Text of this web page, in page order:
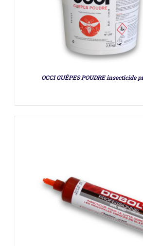
OCCI GUÊPES POUDRE insecticide
DÉTAILS